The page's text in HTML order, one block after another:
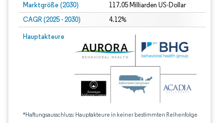
Marktgröße (2030) 117.05 Milliarden US-Dollar
CAGR (2025 - 2030) 4.12%
Hauptakteure
*Haftungsausschluss: Hauptakteure in keiner bestimmten Reihenfolge